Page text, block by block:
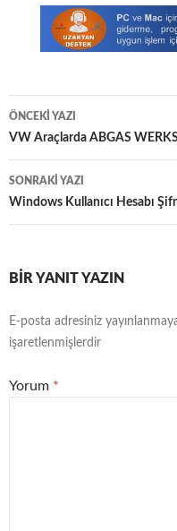
Yazı
dolaşımı
ÖNCEKI YAZI
VW Araçlarda ABGAS
SONRAKI YAZI
Windows Kullanıcı Hesabı
BIR YANIT YAZIN
E-posta adresiniz
işaretlenmişlerdir
Yorum *